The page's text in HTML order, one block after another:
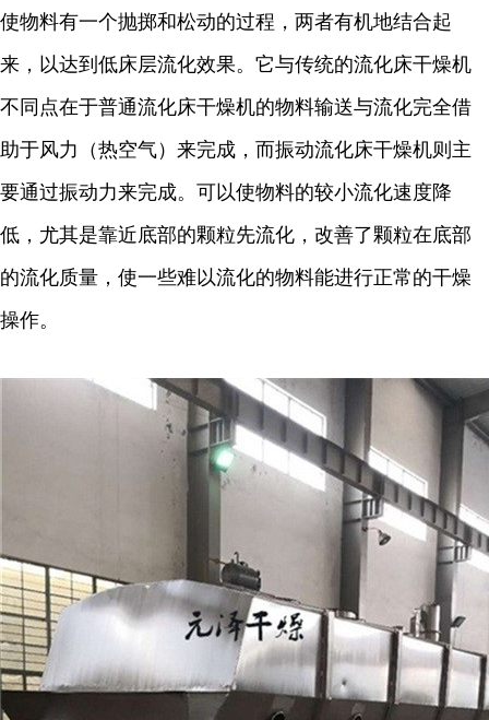
使物料有一个抛掷和松动的过程，两者有机地结合起
来，以达到低床层流化效果。它与传统的流化床干燥机
不同点在于普通流化床干燥机的物料输送与流化完全借
助于风力（热空气）来完成，而振动流化床干燥机则主
要通过振动力来完成。可以使物料的较小流化速度降
低，尤其是靠近底部的颗粒先流化，改善了颗粒在底部
的流化质量，使一些难以流化的物料能进行正常的干燥
操作。